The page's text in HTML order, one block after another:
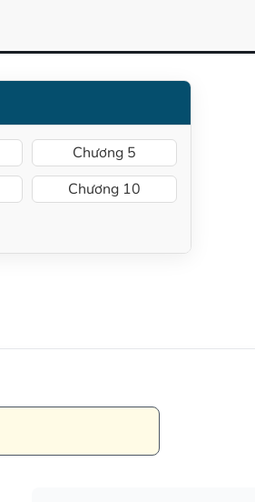
Chương 5
Chương 10